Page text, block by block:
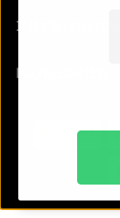
INFORMATION
KATEGORIEN